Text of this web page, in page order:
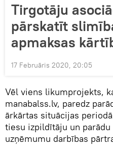
Tirgotāju
pārskatīt
apmaksas
17 Februāris 2020, 20:05
Vēl viens likumprojekts,
manabalss.lv, paredz
ārkārtas situācijas
tiesu izpildītāju un
uzņēmumu darbības